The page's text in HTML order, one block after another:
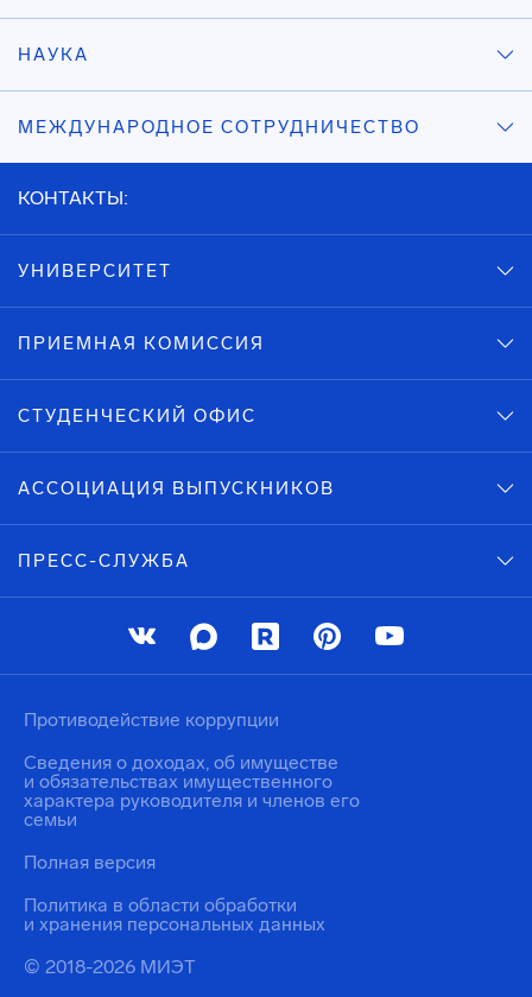
НАУКА
МЕЖДУНАРОДНОЕ СОТРУДНИЧЕСТВО
КОНТАКТЫ:
УНИВЕРСИТЕТ
ПРИЕМНАЯ КОМИССИЯ
СТУДЕНЧЕСКИЙ ОФИС
АССОЦИАЦИЯ ВЫПУСКНИКОВ
ПРЕСС-СЛУЖБА
© 2018-2026 МИЭТ
Политика в области обработки
и хранения персональных данных
Противодействие коррупции
Сведения о доходах, об имуществе
и обязательствах имущественного
характера руководителя и членов его
семьи
Полная версия